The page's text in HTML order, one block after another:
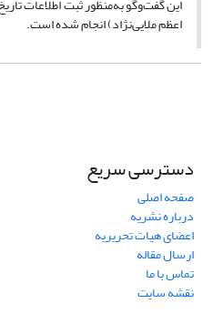
اعظم ملایی‌نژاد) انجام ‌شده است.
دسترسی سریع
صفحه اصلی
درباره نشریه
اعضای هیات تحریریه
ارسال مقاله
تماس با ما
نقشه سایت